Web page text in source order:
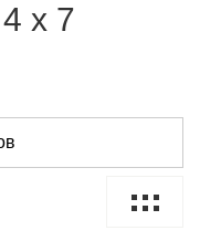
х 7